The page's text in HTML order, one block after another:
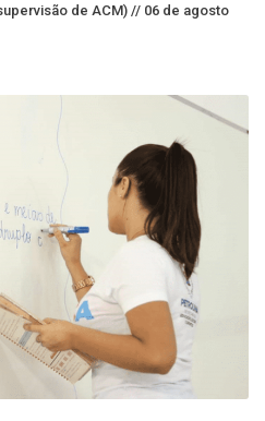
de ACM) // 06 de agosto